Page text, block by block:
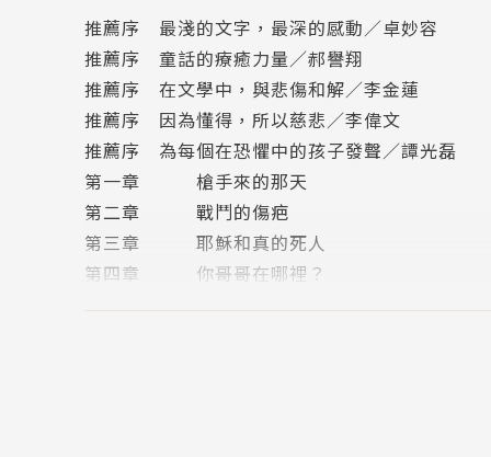
札克變成家中唯一的孩子，卻不斷被大人們遺忘，
只有躲進哥哥的衣帽間裡才能感到安全。
在那裡，他不用擔心外界的議論、爸媽的爭執。
然而祕密基地卻無法阻止身體裡那個憤怒的浩克日
直到某天札克再也控制不住自己……
◎本書關鍵字：生命教育、情緒教育、創傷壓力
◎無注音，適合10歲以上閱讀
◎教育議題分類：人權、家政、資訊
推薦序 最淺的文字，最深的感動／卓妙容
推薦序 童話的療癒力量／郝譽翔
推薦序 在文學中，與悲傷和解／李金蓮
推薦序 因為懂得，所以慈悲／李偉文
推薦序 為每個在恐懼中的孩子發聲／譚光磊
第一章 槍手來的那天
第二章 戰鬥的傷疤
第三章 耶穌和真的死人
第四章 你哥哥在哪裡？